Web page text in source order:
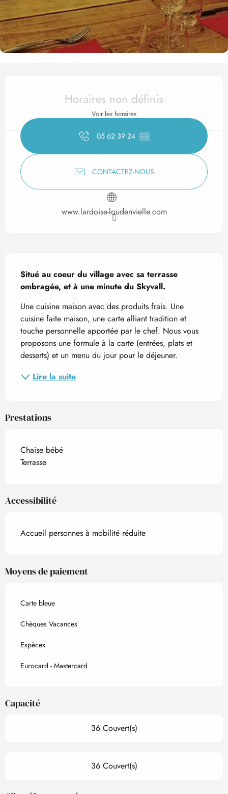
Ouverture et coordonnées
Horaires non définis
Voir les horaires
05 62 39 24 ▒▒
CONTACTEZ-NOUS
www.lardoise-loudenvielle.com
Description
Situé au coeur du village avec sa terrasse
ombragée, et à une minute du Skyvall.
Une cuisine maison avec des produits frais. Une
cuisine faite maison, une carte alliant tradition et
touche personnelle apportée par le chef. Nous vous
proposons une formule à la carte (entrées, plats et
desserts) et un menu du jour pour le déjeuner.
Lire la suite
Prestations
Chaise bébé
Terrasse
Accessibilité
Accueil personnes à mobilité réduite
Moyens de paiement
Carte bleue
Chèques Vacances
Espèces
Eurocard - Mastercard
Capacité
36 Couvert(s)
36 Couvert(s)